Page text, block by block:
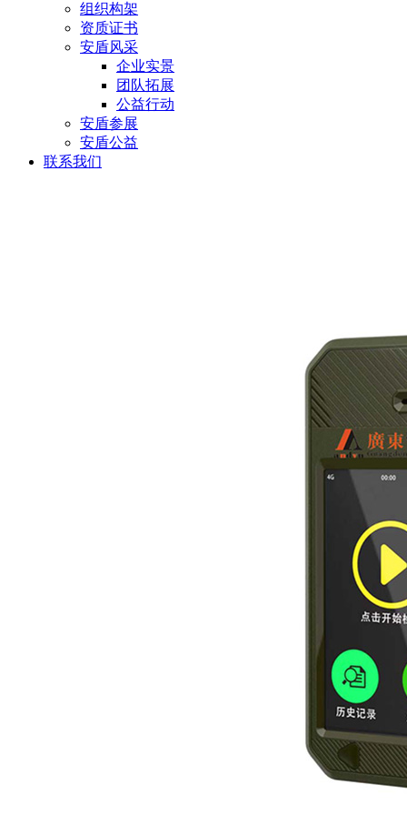
组织构架
资质证书
安盾风采
企业实景
团队拓展
公益行动
安盾参展
安盾公益
联系我们